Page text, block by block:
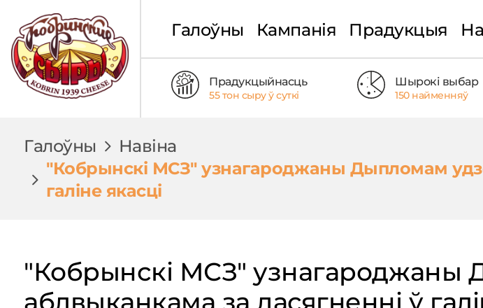
Галоўны Кампанія Прадукцыя
Прадукцыйнасць
55 тон сыру ў суткі
Шырокі выбар
150 найменняў
Галоўны
Навіна
"Кобрынскі МСЗ" узнагароджаны Дыпломам
галіне якасці
"Кобрынскі МСЗ" узнагароджаны
аблвыканкама за дасягненні ў